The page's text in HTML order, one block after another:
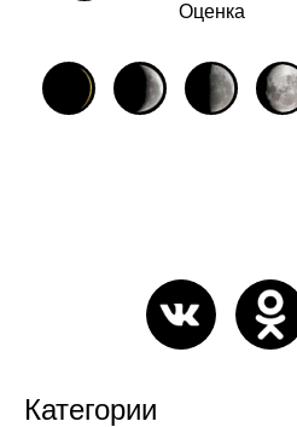
Оценка
Категории